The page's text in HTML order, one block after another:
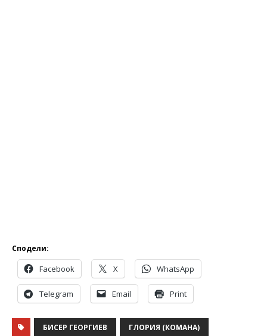
Сподели:
Facebook X WhatsApp
Telegram Email Print
БИСЕР ГЕОРГИЕВ ГЛОРИЯ (КОМАНА)